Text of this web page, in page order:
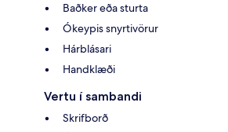
Baðker eða sturta
Ókeypis snyrtivörur
Hárblásari
Handklæði
Vertu í sambandi
Skrifborð